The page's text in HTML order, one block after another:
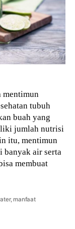
mentimun
tubuh
buah yang
jumlah nutrisi
itu, mentimun
banyak air serta
membuat
,manfaat